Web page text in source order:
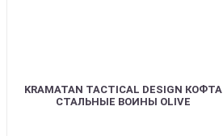
KRAMATAN TACTICAL DESIGN КОФТА
СТАЛЬНЫЕ ВОИНЫ OLIVE